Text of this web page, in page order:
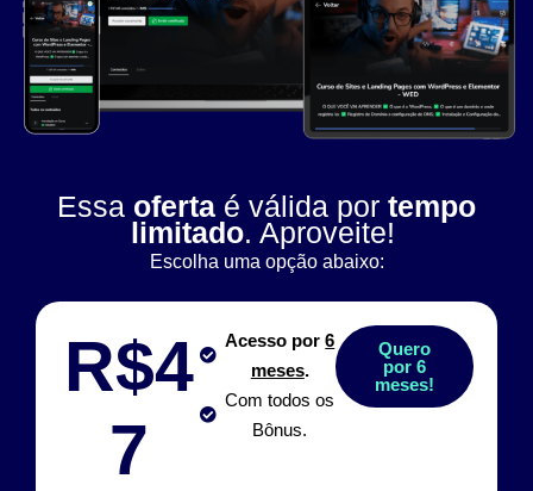
Essa oferta é válida por tempo
limitado. Aproveite!
Escolha uma opção abaixo:
R$4
7
Acesso por6
meses.
Com todos os
Bônus.
Quero
por 6
meses!